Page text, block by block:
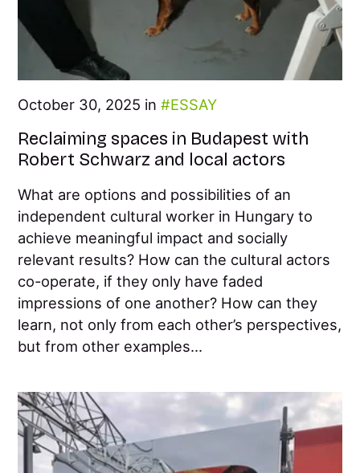
October 30, 2025 in ESSAY
Reclaiming spaces in Budapest with
Robert Schwarz and local actors
What are options and possibilities of an
independent cultural worker in Hungary to
achieve meaningful impact and socially
relevant results? How can the cultural actors
co-operate, if they only have faded
impressions of one another? How can they
learn, not only from each other’s perspectives,
but from other examples...